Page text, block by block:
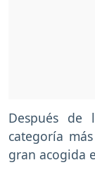
Después de
categoría
gran acogida